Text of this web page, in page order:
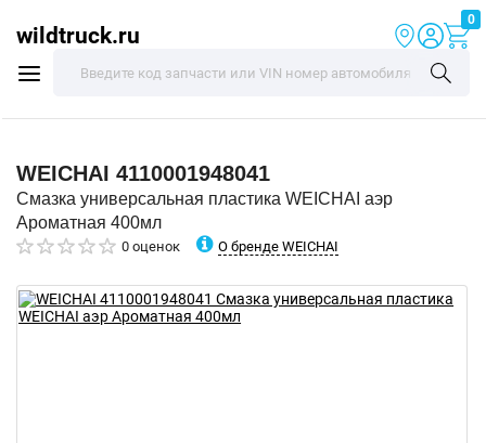
wildtruck.ru
0
WEICHAI 4110001948041
Смазка универсальная пластика WEICHAI аэр
Ароматная 400мл
0 оценок О бренде WEICHAI